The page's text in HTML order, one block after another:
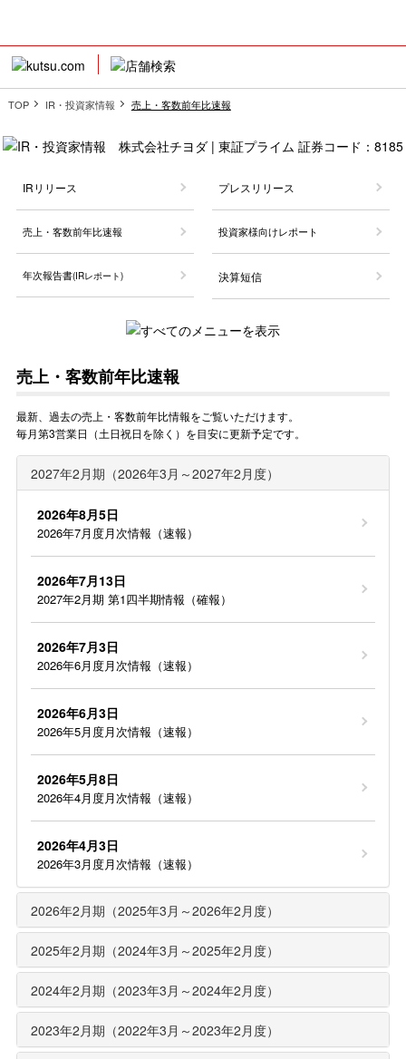
TOP IR・投資家情報 売上・客数前年比速報
IRリリース プレスリリース
売上・客数前年比速報 投資家様向けレポート
年次報告書(IRレポート) 決算短信
売上・客数前年比速報
最新、過去の売上・客数前年比情報をご覧いただけます。
毎月第3営業日（土日祝日を除く）を目安に更新予定です。
2027年2月期（2026年3月～2027年2月度）
2026年8月5日
2026年7月度月次情報（速報）
2026年7月13日
2027年2月期 第1四半期情報（確報）
2026年7月3日
2026年6月度月次情報（速報）
2026年6月3日
2026年5月度月次情報（速報）
2026年5月8日
2026年4月度月次情報（速報）
2026年4月3日
2026年3月度月次情報（速報）
2026年2月期（2025年3月～2026年2月度）
2025年2月期（2024年3月～2025年2月度）
2024年2月期（2023年3月～2024年2月度）
2023年2月期（2022年3月～2023年2月度）